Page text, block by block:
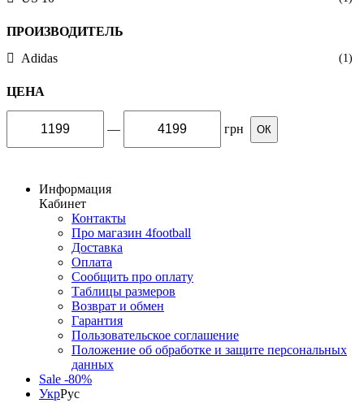
ПРОИЗВОДИТЕЛЬ
Adidas
(1)
ЦЕНА
— грн ОК
Информация
Кабинет
Контакты
Про магазин 4football
Доставка
Оплата
Сообщить про оплату
Таблицы размеров
Возврат и обмен
Гарантия
Пользовательское соглашение
Положение об обработке и защите персональных
данных
Sale -80%
УкрРус